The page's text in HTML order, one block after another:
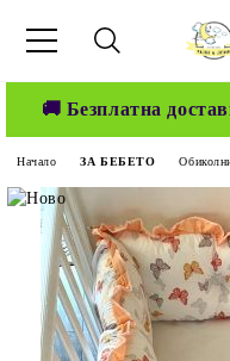
🚚 Безплатна
Начало ЗА БЕБЕТО